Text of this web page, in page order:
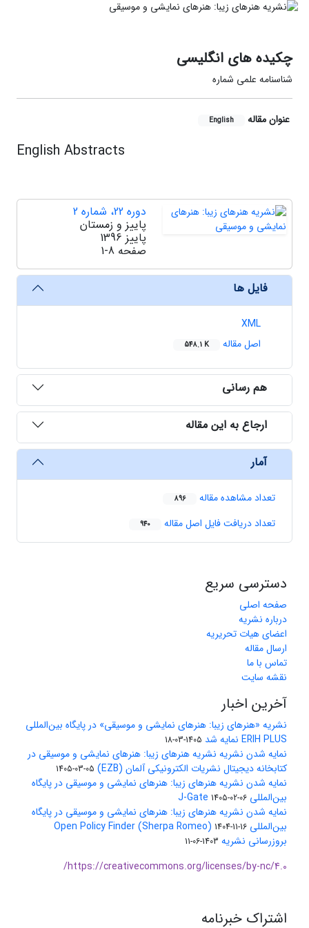
چکیده های انگلیسی
شناسنامه علمی شماره
عنوان مقاله English
English Abstracts
دوره 22، شماره 2
پاییز و زمستان
پاییز 1396
صفحه 1-8
فایل ها
XML
اصل مقاله
548.1 K
هم رسانی
ارجاع به این مقاله
آمار
تعداد مشاهده مقاله 896
تعداد دریافت فایل اصل مقاله 940
دسترسی سریع
صفحه اصلی
درباره نشریه
اعضای هیات تحریریه
ارسال مقاله
تماس با ما
نقشه سایت
آخرین اخبار
نشریه «هنرهای زیبا: هنرهای نمایشی و موسیقی» در پایگاه بین‌المللی
ERIH PLUS نمایه شد
1405-03-18
نمایه شدن نشریه نشریه هنرهای زیبا: هنرهای نمایشی و موسیقی در
کتابخانه دیجیتال نشریات الکترونیکی آلمان (EZB)
1405-03-05
نمایه شدن نشریه هنرهای زیبا: هنرهای نمایشی و موسیقی در پایگاه
بین‌المللی J-Gate 1405-02-06
نمایه شدن نشریه هنرهای زیبا: هنرهای نمایشی و موسیقی در پایگاه
بین‌المللی Open Policy Finder (Sherpa Romeo) 1404-11-16
بروزرسانی نشریه 1403-06-11
https://creativecommons.org/licenses/by-nc/4.0/
اشتراک خبرنامه